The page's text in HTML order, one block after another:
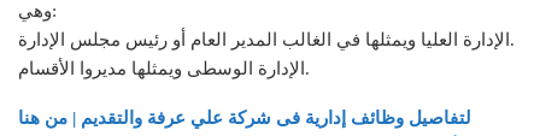
وهي:
الإدارة العليا ويمثلها في الغالب المدير العام أو رئيس مجلس الإدارة.
الإدارة الوسطى ويمثلها مديروا الأقسام.
لتفاصيل وظائف إدارية فى شركة علي عرفة والتقديم | من هنا